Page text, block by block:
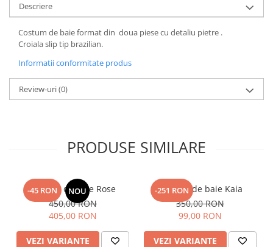
Descriere
Costum de baie format din doua piese cu detaliu pietre .
Croiala slip tip brazilian.
Informatii conformitate produs
Review-uri(0)
PRODUSE SIMILARE
-45 RON NOU
Costum de baie Rose
450,00 RON
405,00 RON
VEZI VARIANTE
-251 RON
Costum de baie Kaia
350,00 RON
99,00 RON
VEZI VARIANTE